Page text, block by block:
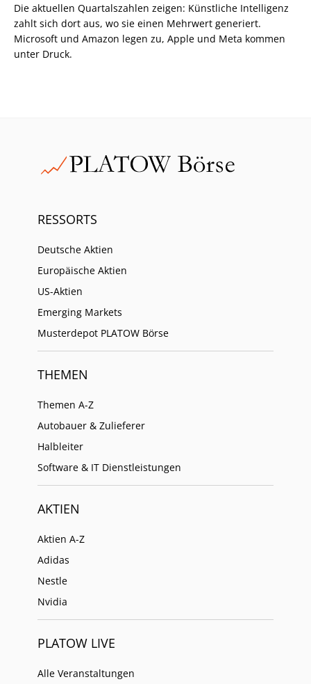
Die aktuellen Quartalszahlen zeigen: Künstliche Intelligenz
zahlt sich dort aus, wo sie einen Mehrwert generiert.
Microsoft und Amazon legen zu, Apple und Meta kommen
unter Druck.
RESSORTS
Deutsche Aktien
Europäische Aktien
US-Aktien
Emerging Markets
Musterdepot PLATOW Börse
THEMEN
Themen A-Z
Autobauer & Zulieferer
Halbleiter
Software & IT Dienstleistungen
AKTIEN
Aktien A-Z
Adidas
Nestle
Nvidia
PLATOW LIVE
Alle Veranstaltungen